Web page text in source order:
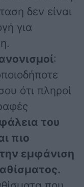
δεν είναι
για
:
ότι πληροί
του
πιο
εμφάνιση